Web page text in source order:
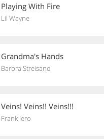
Playing With Fire
Lil Wayne
Grandma's Hands
Barbra Streisand
Veins! Veins!! Veins!!!
Frank Iero